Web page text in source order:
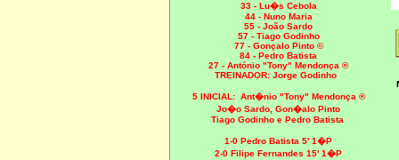
33 - Lu�s Cebola
44 - Nuno Maria
55 - João Sardo
57 - Tiago Godinho
77 - Gonçalo Pinto ©
84 - Pedro Batista
27 - António "Tony" Mendonça ®
TREINADOR: Jorge Godinho
5 INICIAL: Ant�nio "Tony" Mendonça ®
Jo�o Sardo, Gon�alo Pinto
Tiago Godinho e Pedro Batista
1-0 Pedro Batista 5' 1�P
2-0 Filipe Fernandes 15' 1�P